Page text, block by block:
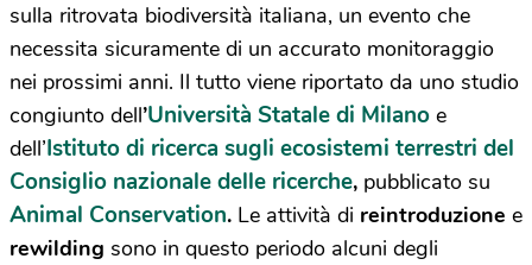
sulla ritrovata biodiversità italiana, un evento che
necessita sicuramente di un accurato monitoraggio
nei prossimi anni. Il tutto viene riportato da uno studio
congiunto dell’Università Statale di Milano e
dell’Istituto di ricerca sugli ecosistemi terrestri del
Consiglio nazionale delle ricerche, pubblicato su
Animal Conservation. Le attività di reintroduzione e
rewilding sono in questo periodo alcuni degli